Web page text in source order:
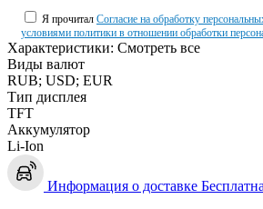
Я прочитал Согласие на обработку
условиями политики в отношении обработки
Характеристики: Смотреть все
Виды валют
RUB; USD; EUR
Тип дисплея
TFT
Аккумулятор
Li-Ion
Информация о доставке